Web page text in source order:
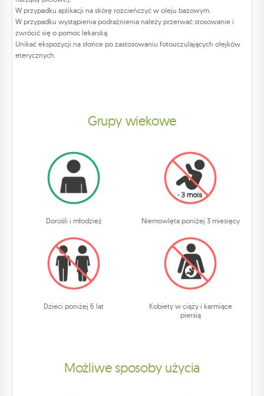
W przypadku aplikacji na skórę rozcieńczyć w oleju bazowym.
W przypadku wystąpienia podrażnienia należy przerwać stosowanie i
zwrócić się o pomoc lekarską.
Unikać ekspozycji na słońce po zastosowaniu fotouczulających olejków
eterycznych.
Grupy wiekowe
Dorośli i młodzież Niemowlęta poniżej 3 miesięcy
Dzieci poniżej 6 lat
Kobiety w ciąży i karmiące
piersią
Możliwe sposoby użycia